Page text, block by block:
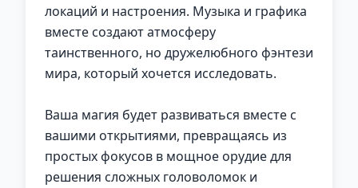
локаций и настроения. Музыка и графика
вместе создают атмосферу
таинственного, но дружелюбного фэнтези
мира, который хочется исследовать.
Ваша магия будет развиваться вместе с
вашими открытиями, превращаясь из
простых фокусов в мощное орудие для
решения сложных головоломок и